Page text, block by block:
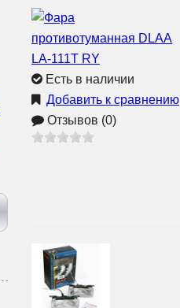
Есть в наличии
Добавить к сравнению
Отзывов (0)